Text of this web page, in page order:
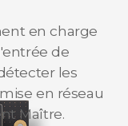
en charge
de
les
en réseau
Maître.